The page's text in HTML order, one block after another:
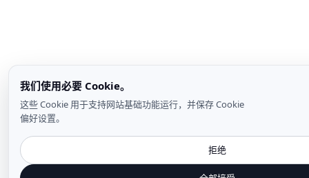
我们使用必要 Cookie。
这些 Cookie 用于支持网站基础功能运行，并保存 Cookie
偏好设置。
拒绝